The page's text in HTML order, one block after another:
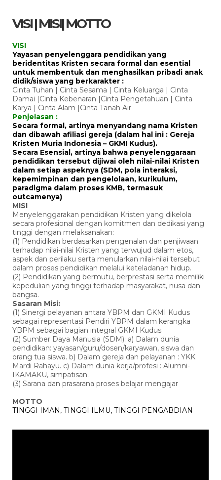
VISI | MISI| MOTTO
VISI
Yayasan penyelenggara pendidikan yang
beridentitas Kristen secara formal dan esential
untuk membentuk dan menghasilkan pribadi anak
didik/siswa yang berkarakter :
Cinta Tuhan | Cinta Sesama | Cinta Keluarga | Cinta
Damai |Cinta Kebenaran |Cinta Pengetahuan | Cinta
Karya | Cinta Alam |Cinta Tanah Air
Penjelasan :
Secara formal, artinya menyandang nama Kristen
dan dibawah afiliasi gereja (dalam hal ini : Gereja
Kristen Muria Indonesia – GKMI Kudus).
Secara Esensial, artinya bahwa penyelenggaraan
pendidikan tersebut dijiwai oleh nilai-nilai Kristen
dalam setiap aspeknya (SDM, pola interaksi,
kepemimpinan dan pengelolaan, kurikulum,
paradigma dalam proses KMB, termasuk
outcamenya)
MISI
Menyelenggarakan pendidikan Kristen yang dikelola
secara profesional dengan komitmen dan dedikasi yang
tinggi dengan melaksanakan:
(1) Pendidikan berdasarkan pengenalan dan penjiwaan
terhadap nilai-nilai Kristen yang terwujud dalam etos,
aspek dan perilaku serta menularkan nilai-nilai tersebut
dalam proses pendidikan melalui keteladanan hidup.
(2) Pendidikan yang bermutu, berprestasi serta memiliki
kepedulian yang tinggi terhadap masyarakat, nusa dan
bangsa.
Sasaran Misi:
(1) Sinergi pelayanan antara YBPM dan GKMI Kudus
sebagai representasi Pendiri YBPM dalam kerangka
YBPM sebagai bagian integral GKMI Kudus
(2) Sumber Daya Manusia (SDM): a) Dalam dunia
pendidikan: yayasan/guru/dosen/karyawan, siswa dan
orang tua siswa. b) Dalam gereja dan pelayanan : YKK
Mardi Rahayu. c) Dalam dunia kerja/profesi : Alumni-
IKAMAKU, simpatisan.
(3) Sarana dan prasarana proses belajar mengajar
MOTTO
TINGGI IMAN, TINGGI ILMU, TINGGI PENGABDIAN